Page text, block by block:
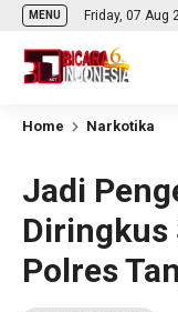
MENU Friday, 07 Aug
Home Narkotika
Jadi
Diringkus
Polres